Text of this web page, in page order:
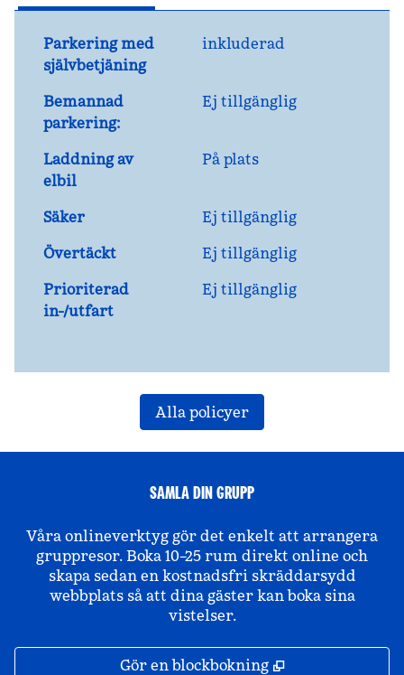
Parkering med
självbetjäning
inkluderad
Bemannad
parkering:
Ej tillgänglig
Laddning av
elbil
På plats
Säker
Ej tillgänglig
Övertäckt
Ej tillgänglig
Prioriterad
in-/utfart
Ej tillgänglig
Alla policyer
SAMLA DIN GRUPP
Våra onlineverktyg gör det enkelt att arrangera
gruppresor. Boka 10–25 rum direkt online och
skapa sedan en kostnadsfri skräddarsydd
webbplats så att dina gäster kan boka sina
vistelser.
Gör en blockbokning ,